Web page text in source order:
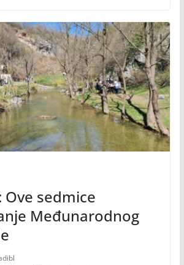
sedmice
Međunarodnog